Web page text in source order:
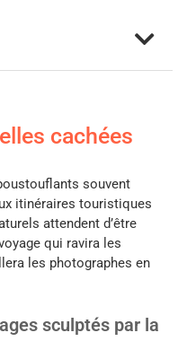
cachées
souvent
itinéraires touristiques
attendent d’être
qui ravira les
les photographes en
sculptés par la